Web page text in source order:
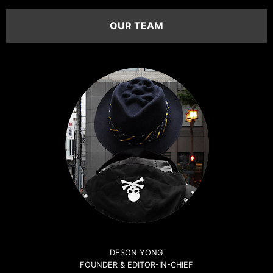
OUR TEAM
DESON YONG
FOUNDER & EDITOR-IN-CHIEF